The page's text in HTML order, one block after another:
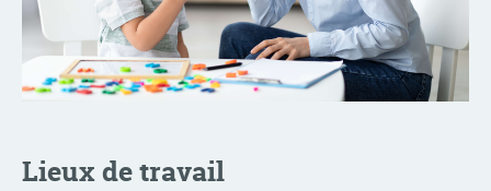
Lieux de travail